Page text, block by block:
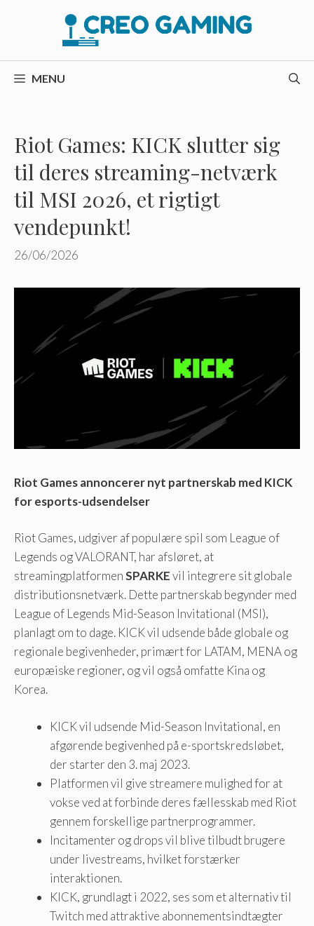
MENU
Riot Games: KICK slutter sig
til deres streaming-netværk
til MSI 2026, et rigtigt
vendepunkt!
26/06/2026
Riot Games annoncerer nyt partnerskab med KICK
for esports-udsendelser
Riot Games, udgiver af populære spil som League of
Legends og VALORANT, har afsløret, at
streamingplatformenSPARKEvil integrere sit globale
distributionsnetværk. Dette partnerskab begynder med
League of Legends Mid-Season Invitational (MSI),
planlagt om to dage. KICK vil udsende både globale og
regionale begivenheder, primært for LATAM, MENA og
europæiske regioner, og vil også omfatte Kina og
Korea.
KICK vil udsende Mid-Season Invitational, en
afgørende begivenhed på e-sportskredsløbet,
der starter den 3. maj 2023.
Platformen vil give streamere mulighed for at
vokse ved at forbinde deres fællesskab med Riot
gennem forskellige partnerprogrammer.
Incitamenter og drops vil blive tilbudt brugere
under livestreams, hvilket forstærker
interaktionen.
KICK, grundlagt i 2022, ses som et alternativ til
Twitch med attraktive abonnementsindtægter